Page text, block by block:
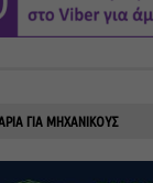
ΓΙΑ ΜΗΧΑΝΙΚΟΥΣ